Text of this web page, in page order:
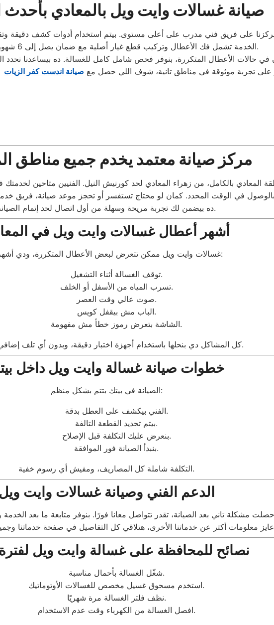
صيانة غسالات وايت ويل بالمعادي بأحدث
الخدمة تشمل فك الأعطال وتركيب قطع غيار أصلية مع ضمان يصل إلى 6 شهور على الإصلاح.
على تجربة موثوقة في مناطق تانية، شوف اللي حصل مع صيانة اندست كفر الزيات
مركز صيانة معتمد يخدم جميع مناطق
ده بيضمن لك تجربة مريحة وسهلة من أول اتصال لحد إتمام الصيانة.
أشهر أعطال غسالات وايت ويل في
غسالات وايت ويل ممكن تتعرض لبعض الأعطال المتكررة، ودي أشهرها:
توقف الغسالة أثناء التشغيل.
تسرب المياه من الأسفل أو الخلف.
صوت عالي وقت العصر.
الباب مش بيقفل كويس.
الشاشة بتعرض رموز خطأ مش مفهومة.
كل المشاكل دي بنحلها باستخدام أجهزة اختبار دقيقة، وبدون أي تلف إضافي للغسالة.
خطوات صيانة غسالة وايت ويل داخل
الصيانة في بيتك بتتم بشكل منظم:
الفني بيكشف على العطل بدقة.
بيتم تحديد القطعة التالفة.
بنعرض عليك التكلفة قبل الإصلاح.
بنبدأ الصيانة فور الموافقة.
التكلفة شاملة كل المصاريف، ومفيش أي رسوم خفية.
الدعم الفني وصيانة غسالات وايت
نصائح للمحافظة على غسالة وايت ويل
شغّل الغسالة بأحمال مناسبة.
استخدم مسحوق غسيل مخصص للغسالات الأوتوماتيك.
نظف فلتر الغسالة مرة شهريًا.
افصل الغسالة من الكهرباء وقت عدم الاستخدام.